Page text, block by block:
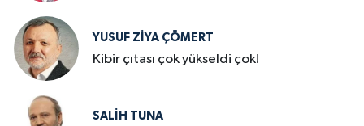
YUSUF ZIYA ÇÖMERT
Kibir çıtası çok yükseldi çok!
SALIH TUNA